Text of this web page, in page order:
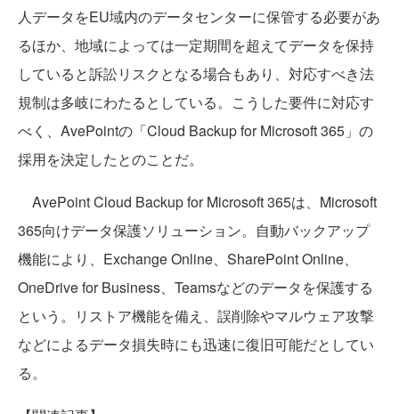
人データをEU域内のデータセンターに保管する必要があ
るほか、地域によっては一定期間を超えてデータを保持
していると訴訟リスクとなる場合もあり、対応すべき法
規制は多岐にわたるとしている。こうした要件に対応す
べく、AvePointの「Cloud Backup for Microsoft 365」の
採用を決定したとのことだ。
AvePoint Cloud Backup for Microsoft 365は、Microsoft
365向けデータ保護ソリューション。自動バックアップ
機能により、Exchange Online、SharePoint Online、
OneDrive for Business、Teamsなどのデータを保護する
という。リストア機能を備え、誤削除やマルウェア攻撃
などによるデータ損失時にも迅速に復旧可能だとしてい
る。